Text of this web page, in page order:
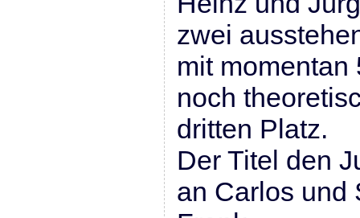
zwei
mit momentan
noch
dritten Platz.
Der Titel den
an Carlos und